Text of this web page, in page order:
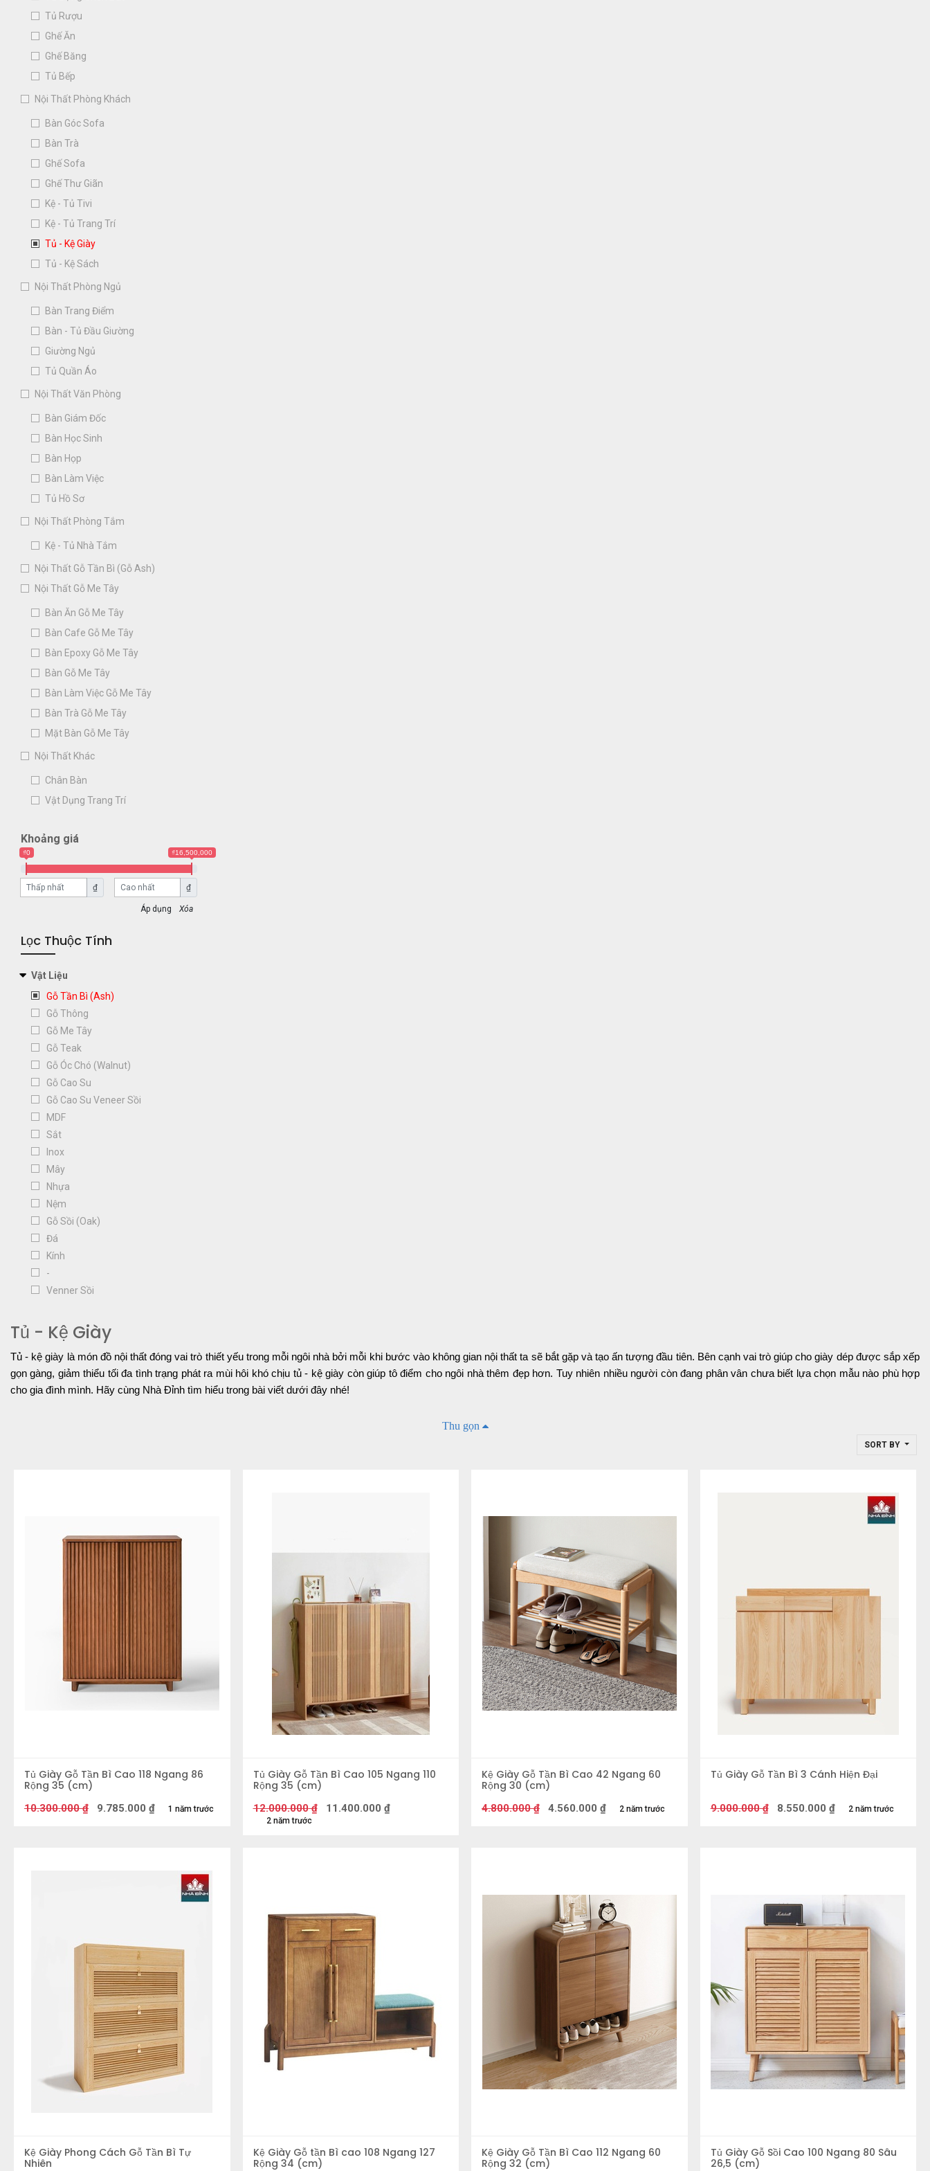
Tủ Rượu
Ghế Ăn
Ghế Băng
Tủ Bếp
Nội Thất Phòng Khách
Bàn Góc Sofa
Bàn Trà
Ghế Sofa
Ghế Thư Giãn
Kệ - Tủ Tivi
Kệ - Tủ Trang Trí
Tủ - Kệ Giày
Tủ - Kệ Sách
Nội Thất Phòng Ngủ
Bàn Trang Điểm
Bàn - Tủ Đầu Giường
Giường Ngủ
Tủ Quần Áo
Nội Thất Văn Phòng
Bàn Giám Đốc
Bàn Học Sinh
Bàn Họp
Bàn Làm Việc
Tủ Hồ Sơ
Nội Thất Phòng Tắm
Kệ - Tủ Nhà Tắm
Nội Thất Gỗ Tần Bì (Gỗ Ash)
Nội Thất Gỗ Me Tây
Bàn Ăn Gỗ Me Tây
Bàn Cafe Gỗ Me Tây
Bàn Epoxy Gỗ Me Tây
Bàn Gỗ Me Tây
Bàn Làm Việc Gỗ Me Tây
Bàn Trà Gỗ Me Tây
Mặt Bàn Gỗ Me Tây
Nội Thất Khác
Chân Bàn
Vật Dụng Trang Trí
Khoảng giá
₫0 ₫16,500,000
₫ ₫
Xóa
Lọc Thuộc Tính
Vật Liệu
Gỗ Tần Bì (Ash)
Gỗ Thông
Gỗ Me Tây
Gỗ Teak
Gỗ Óc Chó (Walnut)
Gỗ Cao Su
Gỗ Cao Su Veneer Sồi
MDF
Sắt
Inox
Mây
Nhựa
Nệm
Gỗ Sồi (Oak)
Đá
Kính
-
Venner Sồi
Tủ - Kệ Giày
Tủ - kệ giày là món đồ nội thất đóng vai trò thiết yếu trong mỗi ngôi nhà bởi mỗi khi bước vào không gian nội thất ta sẽ bắt gặp và tạo ấn tượng đầu tiên. Bên cạnh vai trò giúp cho giày dép được sắp xếp
gọn gàng, giảm thiểu tối đa tình trạng phát ra mùi hôi khó chịu tủ - kệ giày còn giúp tô điểm cho ngôi nhà thêm đẹp hơn. Tuy nhiên nhiều người còn đang phân vân chưa biết lựa chọn mẫu nào phù hợp
cho gia đình mình. Hãy cùng Nhà Đỉnh tìm hiểu trong bài viết dưới đây nhé!
Kinh nghiệm chọn mua tủ - kệ giày phù hợp cho gia đình
Khi chọn mua tủ - kệ giày bạn cần lưu ý những kinh nghiệm sau để chọn được mẫu ưng ý nhất cho gia đình mình nhé
Kích thước tủ - kệ đựng giày
Đối với yếu tố này bạn cần qua tâm hàng đầu để chọn lựa được mẫu ưng ý. Bạn cần đo đạc thật cẩn thận về kích thước vị trí đặt tủ - kệ giày để đảm bảo có thể chọn lựa được sản phẩm phù hợp và
đặt đúng vị trí đã chuẩn bị từ trước. Đối với những căn phòng có diện tích nhỏ thì cũng không nên lựa chọn sản phẩm có kích thước quá lớn hoặc ngược lại sẽ gây mất cân đối cho không gian.
Thu gọn
SORT BY
Tủ Giày Gỗ Tần Bì Cao 118 Ngang 86
Rộng 35 (cm)
1 năm trước
10.300.000₫ 9.785.000 ₫
Tủ Giày Gỗ Tần Bì Cao 105 Ngang 110
Rộng 35 (cm)
2 năm trước
12.000.000₫ 11.400.000 ₫
Kệ Giày Gỗ Tần Bì Cao 42 Ngang 60
Rộng 30 (cm)
2 năm trước
4.800.000₫ 4.560.000 ₫
Tủ Giày Gỗ Tần Bì 3 Cánh Hiện Đại
2 năm trước
9.000.000₫ 8.550.000 ₫
Kệ Giày Phong Cách Gỗ Tần Bì Tự
Nhiên
Kệ Giày Gỗ tần Bì cao 108 Ngang 127
Rộng 34 (cm)
Kệ Giày Gỗ Tần Bì Cao 112 Ngang 60
Rộng 32 (cm)
Tủ Giày Gỗ Sồi Cao 100 Ngang 80 Sâu
26,5 (cm)